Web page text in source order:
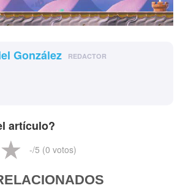
González REDACTOR
artículo?
-/5 (0 votos)